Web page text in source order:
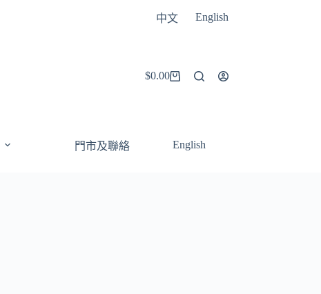
中文 English
$0.00
門市及聯絡 English